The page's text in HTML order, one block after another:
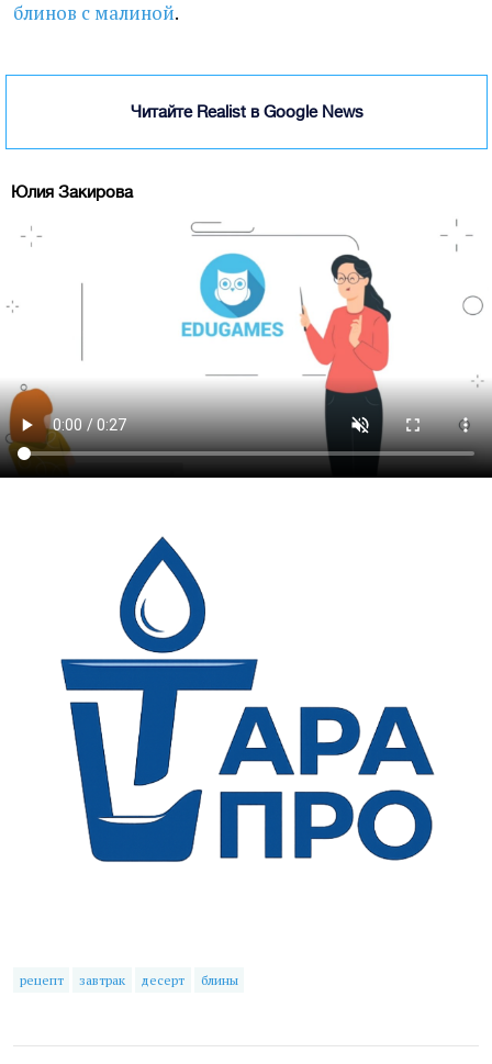
блинов с малиной.
Читайте Realist в Google News
Юлия Закирова
рецепт завтрак десерт блины